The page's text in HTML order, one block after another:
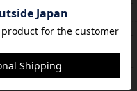
PT
112 PT
PT